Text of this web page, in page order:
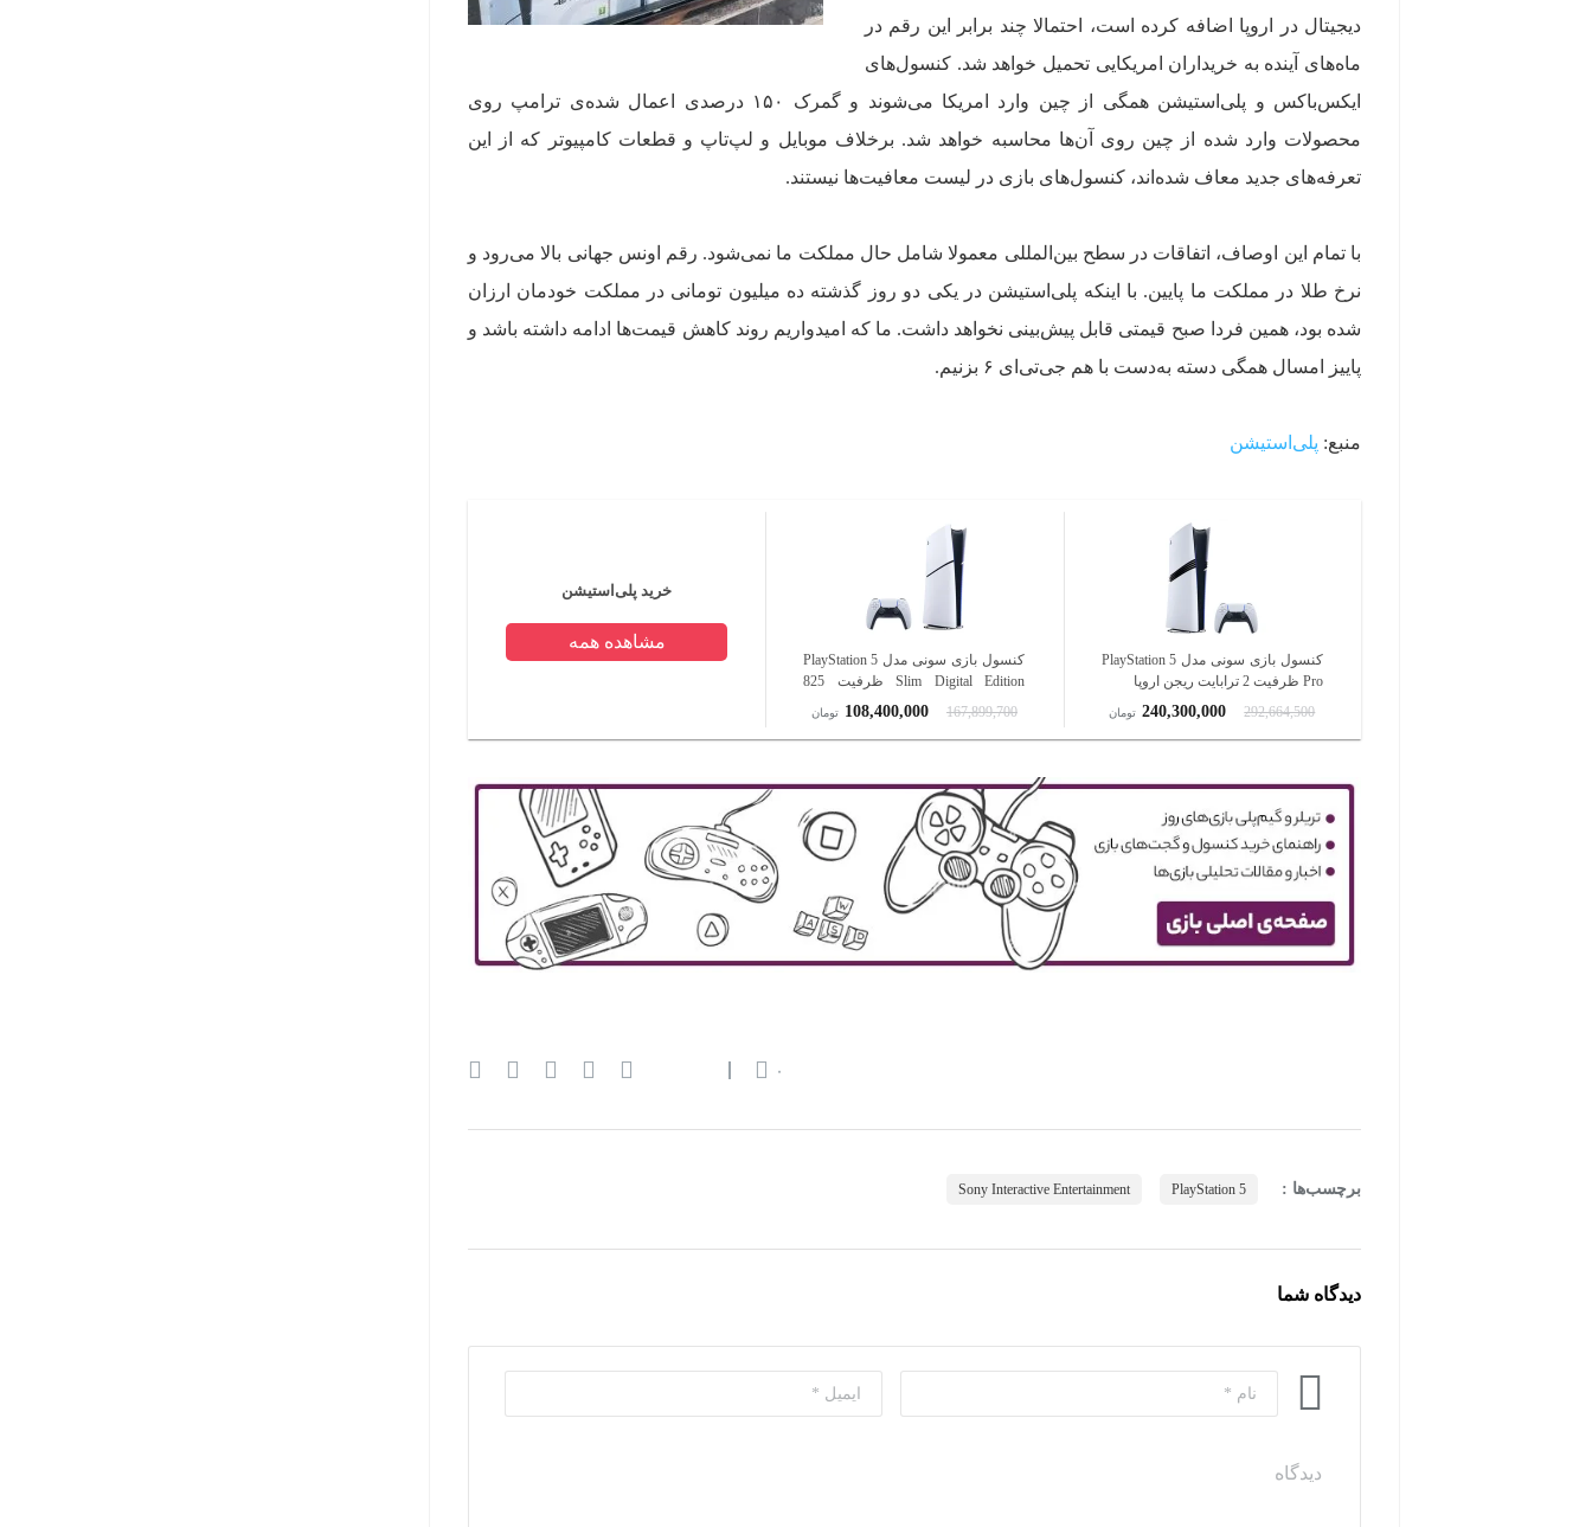
دیجیتال در اروپا اضافه کرده است، احتمالا چند برابر این رقم در
ماه‌های آینده به خریداران امریکایی تحمیل خواهد شد. کنسول‌های
ایکس‌باکس و پلی‌استیشن همگی از چین وارد امریکا می‌شوند و گمرک ۱۵۰ درصدی اعمال شده‌ی ترامپ روی
محصولات وارد شده از چین روی آن‌ها محاسبه خواهد شد. برخلاف موبایل و لپ‌تاپ و قطعات کامپیوتر که از این
تعرفه‌های جدید معاف شده‌اند، کنسول‌های بازی در لیست معافیت‌ها نیستند.
با تمام این اوصاف، اتفاقات در سطح بین‌المللی معمولا شامل حال مملکت ما نمی‌شود. رقم اونس جهانی بالا می‌رود و
نرخ طلا در مملکت ما پایین. با اینکه پلی‌استیشن در یکی دو روز گذشته ده میلیون تومانی در مملکت خودمان ارزان
شده بود، همین فردا صبح قیمتی قابل پیش‌بینی نخواهد داشت. ما که امیدواریم روند کاهش قیمت‌ها ادامه داشته باشد و
پاییز امسال همگی دسته به‌دست با هم جی‌تی‌ای ۶ بزنیم.
منبع: پلی‌استیشن
کنسول بازی سونی مدل PlayStation 5
Pro ظرفیت 2 ترابایت ریجن اروپا
292,664,500
240,300,000 تومان
کنسول بازی سونی مدل PlayStation 5
Slim Digital Edition ظرفیت 825
گیگابایت ریجن CFI-2116 اروپا
167,899,700
108,400,000 تومان
خرید پلی‌استیشن
مشاهده همه
۰
برچسب‌ها : PlayStation 5
Sony Interactive Entertainment
دیدگاه شما